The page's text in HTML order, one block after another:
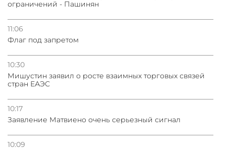
ограничений - Пашинян
11:06
Флаг под запретом
10:30
Мишустин заявил о росте взаимных торговых связей
стран ЕАЭС
10:17
Заявление Матвиено очень серьезный сигнал
10:09